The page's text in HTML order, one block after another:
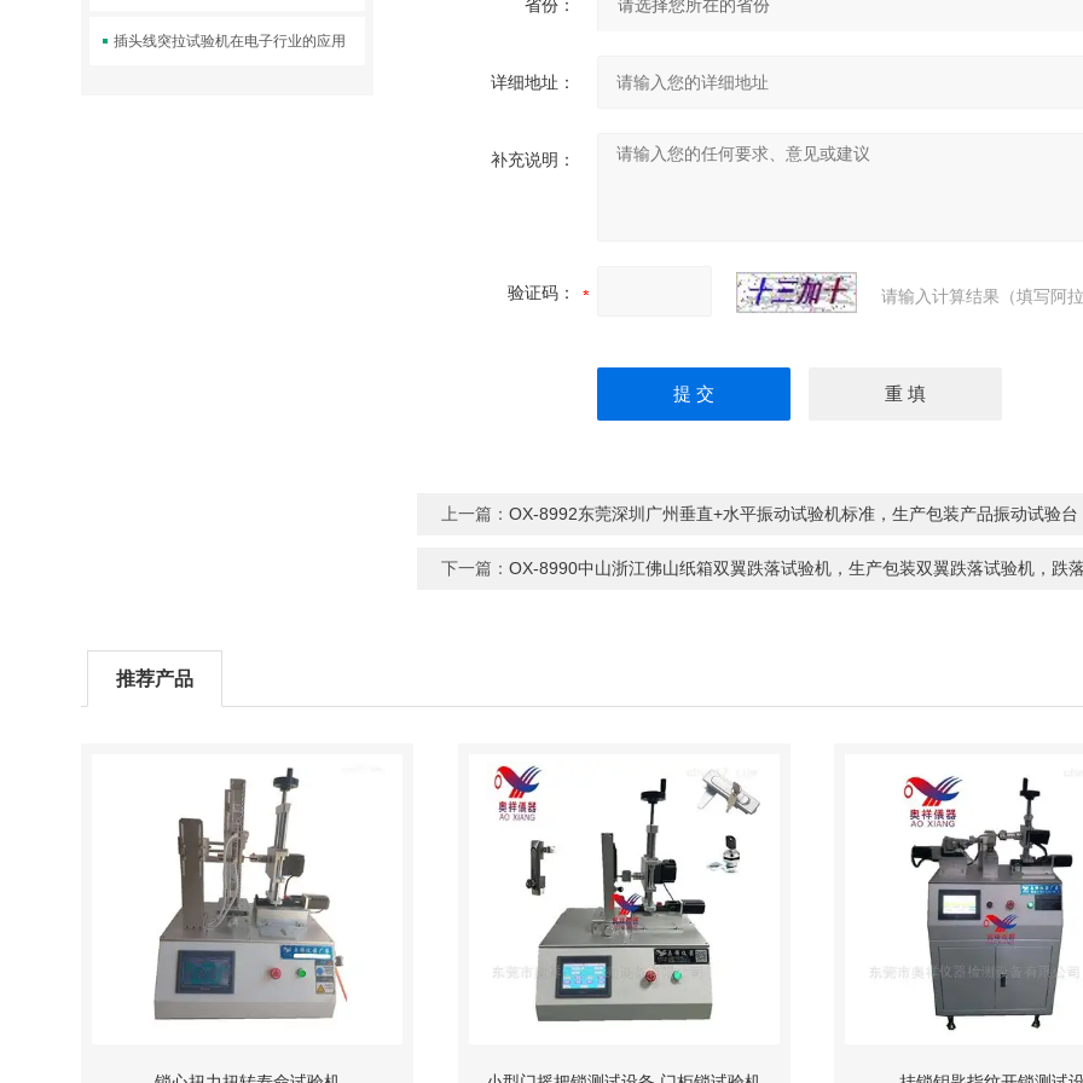
插头线突拉试验机在电子行业的应用
省份：
详细地址：
补充说明：
验证码： 请输入计算结果（填写阿
上一篇：OX-8992东莞深圳广州垂直+水平振动试验机标准，生产包装产品振动试验台
下一篇：OX-8990中山浙江佛山纸箱双翼跌落试验机，生产包装双翼跌落试验机，跌
推荐产品